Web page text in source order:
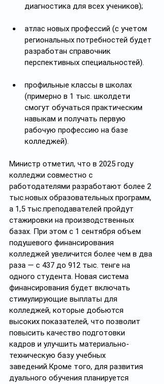
диагностика для всех учеников);
атлас новых профессий (с учетом
региональных потребностей будет
разработан справочник
перспективных специальностей).
профильные классы в школах
(примерно в 1 тыс. школдети
смогут обучаться практическим
навыкам и получать первую
рабочую профессию на базе
колледжей).
Министр отметил, что в 2025 году
колледжи совместно с
работодателями разработают более 2
тыс.новых образовательных программ,
а 1,5 тыс.преподавателей пройдут
стажировки на производственных
базах. При этом с 1 сентября объем
подушевого финансирования
колледжей увеличится более чем в два
раза — с 437 до 912 тыс. тенге на
одного студента. Новая система
финансирования будет включать
стимулирующие выплаты для
колледжей, которые добьются
высоких показателей, что позволит
повысить качество подготовки
кадров и улучшить материально-
техническую базу учебных
заведений.Кроме того, для развития
дуального обучения планируется